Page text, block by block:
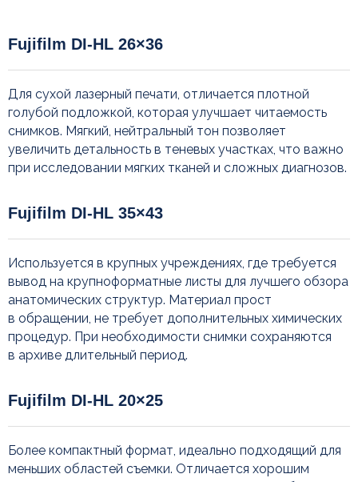
Fujifilm DI-HL 26×36
Для сухой лазерный печати, отличается плотной
голубой подложкой, которая улучшает читаемость
снимков. Мягкий, нейтральный тон позволяет
увеличить детальность в теневых участках, что важно
при исследовании мягких тканей и сложных диагнозов.
Fujifilm DI-HL 35×43
Используется в крупных учреждениях, где требуется
вывод на крупноформатные листы для лучшего обзора
анатомических структур. Материал прост
в обращении, не требует дополнительных химических
процедур. При необходимости снимки сохраняются
в архиве длительный период.
Fujifilm DI-HL 20×25
Более компактный формат, идеально подходящий для
меньших областей съемки. Отличается хорошим
Часто задаваемые вопросы